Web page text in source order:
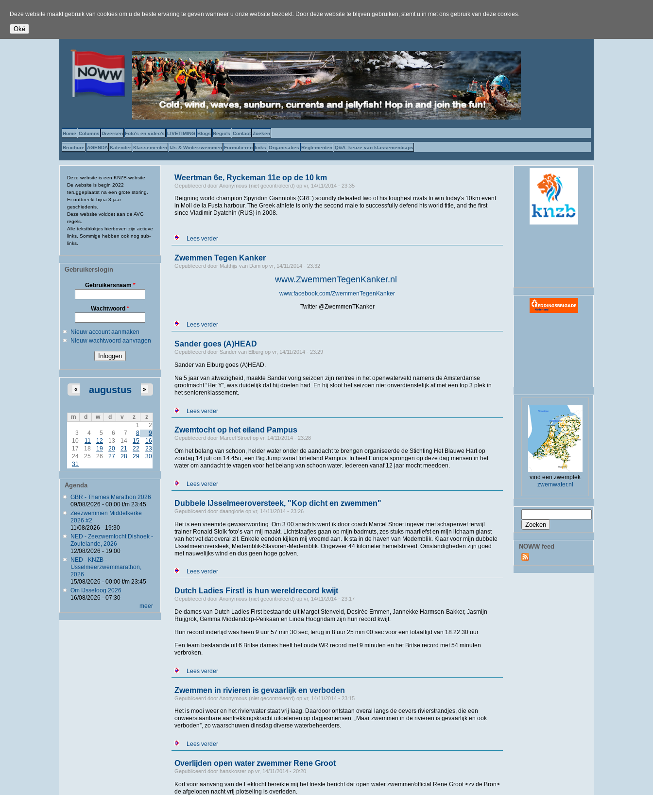
Deze website maakt gebruik van cookies om u de beste ervaring te geven wanneer u onze website bezoekt. Door deze website te blijven gebruiken, stemt u in met ons gebruik van deze cookies.
Home Columns Diversen Foto's en video's LIVETIMING Blogs Regio's Contact Zoeken
Brochure AGENDA Kalender Klassementen IJs & Winterzwemmen Formulieren links Organisaties Reglementen Q&A: keuze van klassementcaps
Deze website is een KNZB-website.
De website is begin 2022
teruggeplaatst na een grote storing.
Er ontbreekt bijna 3 jaar
geschiedenis.
Deze website voldoet aan de AVG
regels.
Alle tekstblokjes hierboven zijn actieve
links. Sommige hebben ook nog sub-
links.
Gebruikerslogin
Gebruikersnaam *
Wachtwoord *
Nieuw account aanmaken
Nieuw wachtwoord aanvragen
augustus
« »
m d w d v z
z
1
2
3
4 5 6 7 8
9
10
11 12 13 14 15
16
17
18 19 20 21 22
23
24
25 26 27 28 29
30
31
Agenda
GBR - Thames Marathon 2026
09/08/2026 - 00:00t/m 23:45
Zeezwemmen Middelkerke
2026 #2
11/08/2026 - 19:30
NED - Zeezwemtocht Dishoek -
Zoutelande, 2026
12/08/2026 - 19:00
NED - KNZB -
IJsselmeerzwemmarathon,
2026
15/08/2026 - 00:00t/m 23:45
Om IJsseloog 2026
16/08/2026 - 07:30
meer
Weertman 6e, Ryckeman 11e op de 10 km
Gepubliceerd doorAnonymous (niet gecontroleerd) op vr, 14/11/2014 - 23:35
Reigning world champion Spyridon Gianniotis (GRE) soundly defeated two of his toughest rivals to win today's 10km event
in Moll de la Fusta harbour. The Greek athlete is only the second male to successfully defend his world title, and the first
since Vladimir Dyatchin (RUS) in 2008.
Lees verderover Weertman 6e, Ryckeman 11e op de 10 km
Zwemmen Tegen Kanker
Gepubliceerd door Matthijs van Damop vr, 14/11/2014 - 23:32
www.ZwemmenTegenKanker.nl
www.facebook.com/ZwemmenTegenKanker
Twitter @ZwemmenTKanker
Lees verderover Zwemmen Tegen Kanker
Sander goes (A)HEAD
Gepubliceerd door Sander van Elburgop vr, 14/11/2014 - 23:29
Sander van Elburg goes (A)HEAD.
Na 5 jaar van afwezigheid, maakte Sander vorig seizoen zijn rentree in het openwaterveld namens de Amsterdamse
grootmacht “Het Y”, was duidelijk dat hij doelen had. En hij sloot het seizoen niet onverdienstelijk af met een top 3 plek in
het seniorenklassement.
Lees verderover Sander goes (A)HEAD
Zwemtocht op het eiland Pampus
Gepubliceerd door Marcel Stroetop vr, 14/11/2014 - 23:28
Om het belang van schoon, helder water onder de aandacht te brengen organiseerde de Stichting Het Blauwe Hart op
zondag 14 juli om 14.45u, een Big Jump vanaf forteiland Pampus. In heel Europa sprongen op deze dag mensen in het
water om aandacht te vragen voor het belang van schoon water. Iedereen vanaf 12 jaar mocht meedoen.
Lees verderover Zwemtocht op het eiland Pampus
Dubbele IJsselmeeroversteek, "Kop dicht en zwemmen"
Gepubliceerd door daanglorieop vr, 14/11/2014 - 23:26
Het is een vreemde gewaarwording. Om 3.00 snachts werd ik door coach Marcel Stroet ingevet met schapenvet terwijl
trainer Ronald Stolk foto’s van mij maakt. Lichtstaafjes gaan op mijn badmuts, zes stuks maarliefst en mijn lichaam glanst
van het vet dat overal zit. Enkele eenden kijken mij vreemd aan. Ik sta in de haven van Medemblik. Klaar voor mijn dubbele
IJsselmeeroversteek, Medemblik-Stavoren-Medemblik. Ongeveer 44 kilometer hemelsbreed. Omstandigheden zijn goed
met nauwelijks wind en dus geen hoge golven.
Lees verderover Dubbele IJsselmeeroversteek, "Kop dicht en zwemmen"
Dutch Ladies First! is hun wereldrecord kwijt
Gepubliceerd doorAnonymous (niet gecontroleerd) op vr, 14/11/2014 - 23:17
De dames van Dutch Ladies First bestaande uit Margot Stenveld, Desirée Emmen, Jannekke Harmsen-Bakker, Jasmijn
Ruijgrok, Gemma Middendorp-Pelikaan en Linda Hoogndam zijn hun record kwijt.
Hun record indertijd was heen 9 uur 57 min 30 sec, terug in 8 uur 25 min 00 sec voor een totaaltijd van 18:22:30 uur
Een team bestaande uit 6 Britse dames heeft het oude WR record met 9 minuten en het Britse record met 54 minuten
verbroken.
Lees verderover Dutch Ladies First! is hun wereldrecord kwijt
Zwemmen in rivieren is gevaarlijk en verboden
Gepubliceerd doorAnonymous (niet gecontroleerd) op vr, 14/11/2014 - 23:15
Het is mooi weer en het rivierwater staat vrij laag. Daardoor ontstaan overal langs de oevers rivierstrandjes, die een
onweerstaanbare aantrekkingskracht uitoefenen op dagjesmensen. „Maar zwemmen in de rivieren is gevaarlijk en ook
verboden”, zo waarschuwen dinsdag diverse waterbeheerders.
Lees verderover Zwemmen in rivieren is gevaarlijk en verboden
Overlijden open water zwemmer Rene Groot
Gepubliceerd door hanskosterop vr, 14/11/2014 - 20:20
Kort voor aanvang van de Lektocht bereikte mij het trieste bericht dat open water zwemmer/official Rene Groot <zv de Bron>
de afgelopen nacht vrij plotseling is overleden.
vind een zwemplek
zwemwater.nl
Zoekveld
NOWW feed